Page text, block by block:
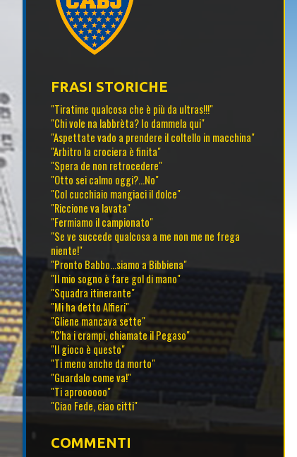
FRASI STORICHE
"Tiratime qualcosa che è più da ultras!!!"
"Chi vole na labbrèta? Io dammela qui"
"Aspettate vado a prendere il coltello in macchina"
"Arbitro la crociera è finita"
"Spera de non retrocedere"
"Otto sei calmo oggi?...No"
"Col cucchiaio mangiaci il dolce"
"Riccione va lavata"
"Fermiamo il campionato"
"Se ve succede qualcosa a me non me ne frega
niente!"
"Pronto Babbo...siamo a Bibbiena"
"Il mio sogno è fare gol di mano"
"Squadra itinerante"
"Mi ha detto Alfieri"
"Gliene mancava sette"
"C'ha i crampi, chiamate il Pegaso"
"Il gioco è questo"
"Ti meno anche da morto"
"Guardalo come va!"
"Ti aproooooo"
"Ciao Fede, ciao citti"
COMMENTI